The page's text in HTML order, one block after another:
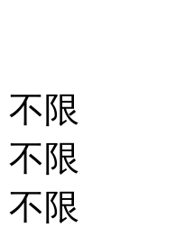
不限
不限
不限